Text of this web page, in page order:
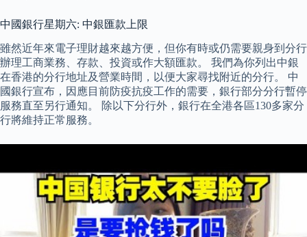
中國銀行星期六: 中銀匯款上限
雖然近年來電子理財越來越方便，但你有時或仍需要親身到分行
辦理工商業務、存款、投資或作大額匯款。 我們為你列出中銀
在香港的分行地址及營業時間，以便大家尋找附近的分行。 中
國銀行宣布，因應目前防疫抗疫工作的需要，銀行部分分行暫停
服務直至另行通知。 除以下分行外，銀行在全港各區130多家分
行將維持正常服務。